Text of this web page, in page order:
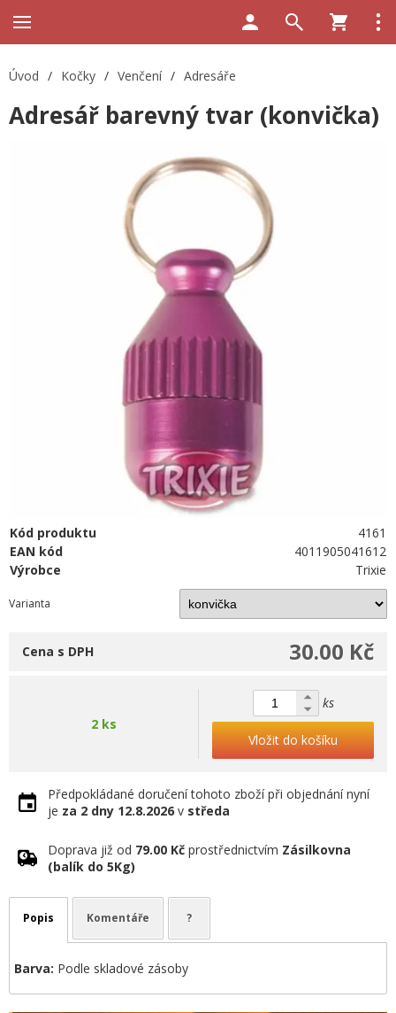
Úvod / Kočky / Venčení / Adresáře
Adresář barevný tvar (konvička)
Kód produktu
4161
EAN kód
4011905041612
Výrobce
Trixie
Varianta
30.00 Kč
Cena s DPH
2 ks
ks
Vložit do košíku
Předpokládané doručení tohoto zboží při objednání nyní
je za 2 dny 12.8.2026 v středa
Doprava již od 79.00 Kč prostřednictvím Zásilkovna
(balík do 5Kg)
Popis Komentáře ?
Barva: Podle skladové zásoby